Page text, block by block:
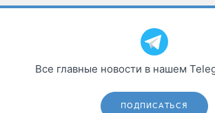
Все главные новости в нашем
ПОДПИСАТЬСЯ